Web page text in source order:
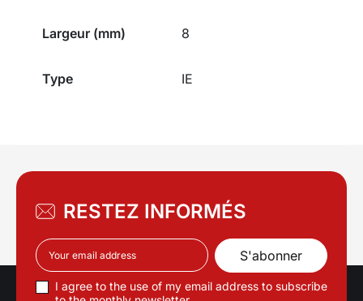
Largeur (mm) 8
Type IE
RESTEZ INFORMÉS
I agree to the use of my email address to subscribe